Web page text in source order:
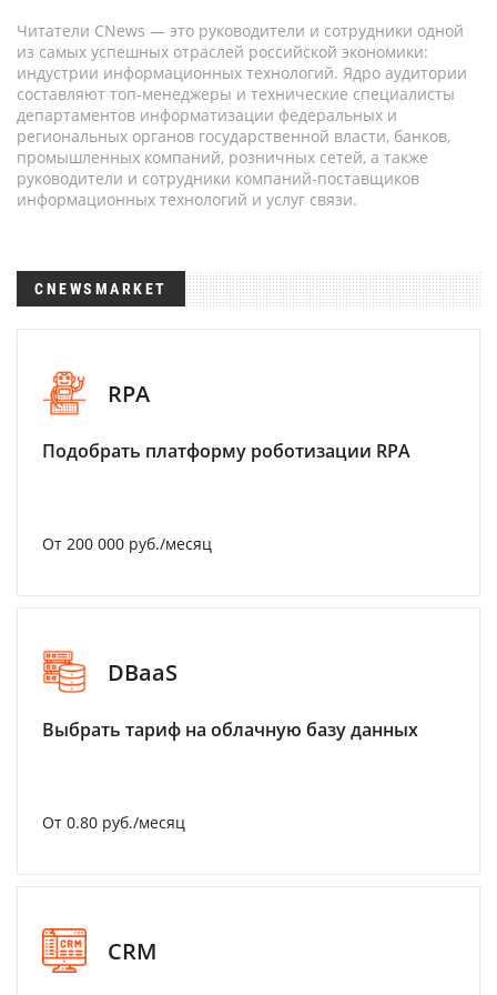
Читатели CNews — это руководители и сотрудники одной
из самых успешных отраслей российской экономики:
индустрии информационных технологий. Ядро аудитории
составляют топ-менеджеры и технические специалисты
департаментов информатизации федеральных и
региональных органов государственной власти, банков,
промышленных компаний, розничных сетей, а также
руководители и сотрудники компаний-поставщиков
информационных технологий и услуг связи.
CNEWSMARKET
RPA
Подобрать платформу роботизации RPA
От 200 000 руб./месяц
DBaaS
Выбрать тариф на облачную базу данных
От 0.80 руб./месяц
CRM